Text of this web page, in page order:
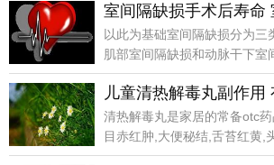
以此为基础室间隔缺损分为三
肌部室间隔缺损和动脉干下室
隔缺损)
儿童清热解毒丸副作用
清热解毒丸是家居的常备otc
目赤红肿,大便秘结,舌苔红黄,